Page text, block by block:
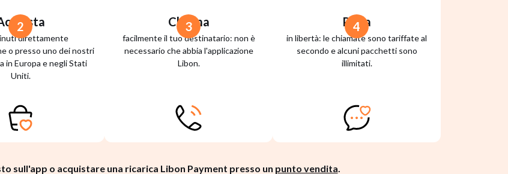
direttamente
o presso uno dei nostri
in Europa e negli Stati
Uniti.
2 Chiama
facilmente il tuo destinatario: non è
necessario che abbia l'applicazione
Libon.
3 Parla
in libertà: le chiamate sono tariffate al
secondo e alcuni pacchetti sono
illimitati.
4
sull'app o acquistare una ricarica Libon Payment presso un punto vendita.